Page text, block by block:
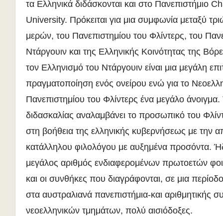
τα Ελληνικά διδάσκονται και στο Πανεπιστήμιο
University. Πρόκειται για μια συμφωνία μεταξύ
μερών, του Πανεπιστημίου του Φλίντερς, του
Ντάργουιν και της Ελληνικής Κοινότητας της
τον Ελληνισμό του Ντάργουιν είναι μια μεγάλη
πραγματοποίηση ενός ονείρου ενώ για το
Πανεπιστημίου του Φλίντερς ένα μεγάλο
διδασκαλίας αναλαμβάνει το προσωπικό του
στη βοήθεια της ελληνικής κυβερνήσεως με την
κατάλληλου φιλολόγου με αυξημένα προσόντα.
μεγάλος αριθμός ενδιαφερομένων πρωτοετών
και οι συνθήκες που διαγράφονται, σε μια
στα αυστραλιανά πανεπιστήμια-και αριθμητικής
νεοελληνικών τμημάτων, πολύ αισιόδοξες.